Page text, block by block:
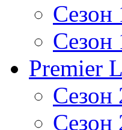
Сезон
Сезон
Premier
Сезон
Сезон